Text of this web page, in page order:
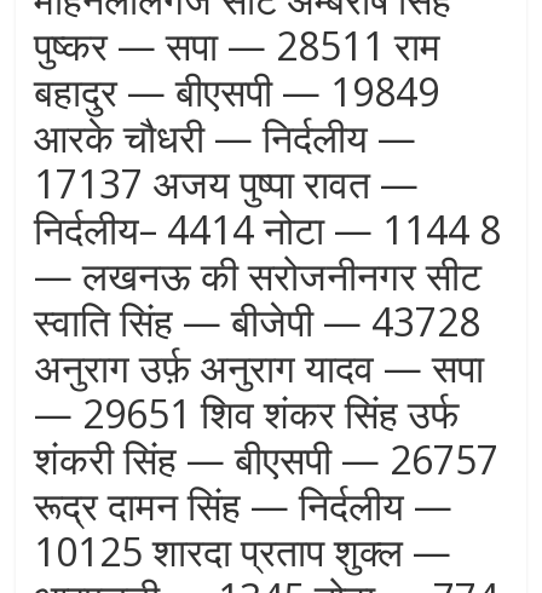
पुष्कर — सपा — 28511 राम
बहादुर — बीएसपी — 19849
आरके चौधरी — निर्दलीय —
17137 अजय पुष्पा रावत —
निर्दलीय– 4414 नोटा — 1144 8
— लखनऊ की सरोजनीनगर सीट
स्वाति सिंह — बीजेपी — 43728
अनुराग उर्फ़ अनुराग यादव — सपा
— 29651 शिव शंकर सिंह उर्फ
शंकरी सिंह — बीएसपी — 26757
रूद्र दामन सिंह — निर्दलीय —
10125 शारदा प्रताप शुक्ल —